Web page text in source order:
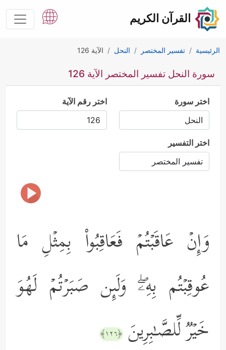
القرآن الكريم
الرئيسية تفسير المختصر النحل الآية 126
سورة النحل تفسير المختصر الآية 126
اختر سورة اختر رقم الآية
اختر التفسير
وَإِنۡ عَاقَبۡتُمۡ فَعَاقِبُواْ بِمِثۡلِ مَا
عُوقِبۡتُم بِهِۦۖ وَلَىِٕن صَبَرۡتُمۡ لَهُوَ
خَیۡرࣱ لِّلصَّـٰبِرِینَ ﴿١٢٦﴾